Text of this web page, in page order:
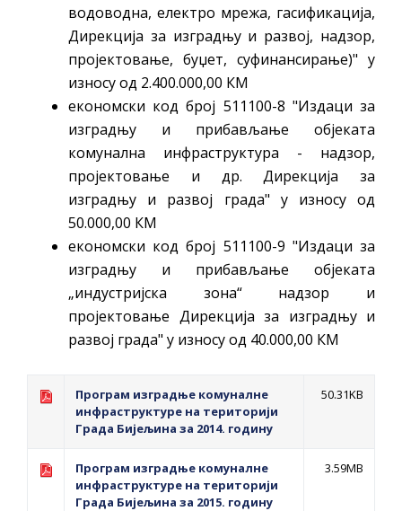
водоводна, електро мрежа, гасификација,
Дирекција за изградњу и развој, надзор,
пројектовање, буџет, суфинансирање)" у
износу од 2.400.000,00 КМ
економски код број 511100-8 "Издаци за
изградњу и прибављање објеката
комунална инфраструктура - надзор,
пројектовање и др. Дирекција за
изградњу и развој града" у износу од
50.000,00 КМ
економски код број 511100-9 "Издаци за
изградњу и прибављање објеката
„индустријска зона“ надзор и
пројектовање Дирекција за изградњу и
развој града" у износу од 40.000,00 КМ
Програм изградње комуналне
инфраструктуре на територији
Града Бијељина за 2014. годину
50.31KB
Програм изградње комуналне
инфраструктуре на територији
Града Бијељина за 2015. годину
3.59MB